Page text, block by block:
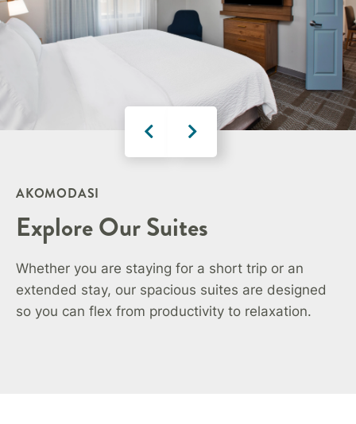
AKOMODASI
Explore Our Suites
Whether you are staying for a short trip or an
extended stay, our spacious suites are designed
so you can flex from productivity to relaxation.